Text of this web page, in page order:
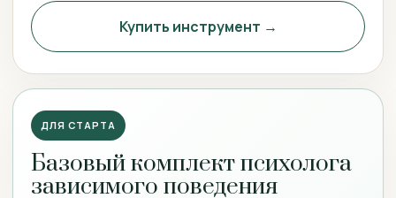
Купить инструмент →
ДЛЯ СТАРТА
Базовый комплект психолога
зависимого поведения